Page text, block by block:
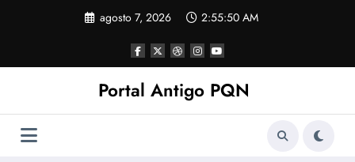
agosto 7, 2026 2:55:51 AM
Portal Antigo PQN